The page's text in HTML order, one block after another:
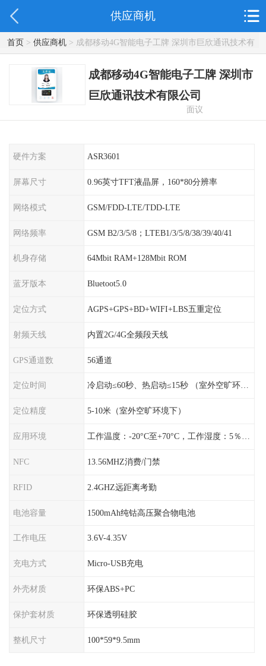
供应商机
首页> 供应商机> 成都移动4G智能电子工牌 深圳市巨欣通讯技术有
限公司
成都移动4G智能电子工牌 深圳市
巨欣通讯技术有限公司
面议
硬件方案 ASR3601
屏幕尺寸 0.96英寸TFT液晶屏，160*80分辨率
网络模式 GSM/FDD-LTE/TDD-LTE
网络频率 GSM B2/3/5/8；LTEB1/3/5/8/38/39/40/41
机身存储 64Mbit RAM+128Mbit ROM
蓝牙版本 Bluetoot5.0
定位方式 AGPS+GPS+BD+WIFI+LBS五重定位
射频天线 内置2G/4G全频段天线
GPS通道数 56通道
定位时间 冷启动≤60秒、热启动≤15秒 （室外空旷环境）
定位精度 5-10米（室外空旷环境下）
应用环境
NFC 13.56MHZ消费/门禁
RFID 2.4GHZ远距离考勤
电池容量 1500mAh纯钴高压聚合物电池
工作电压 3.6V-4.35V
充电方式 Micro-USB充电
外壳材质 环保ABS+PC
保护套材质 环保透明硅胶
整机尺寸 100*59*9.5mm